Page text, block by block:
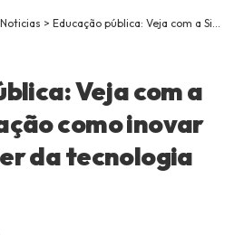
Noticias > Educação pública: Veja com a Sigma Educação como inovar sem depender da tecnologia
Veja com a
como inovar
da tecnologia